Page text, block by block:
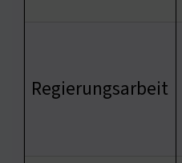
Regierungsarbeit